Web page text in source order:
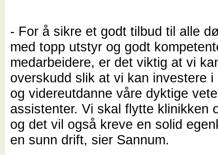
- For å sikre et godt tilbud til alle
med topp utstyr og godt
medarbeidere, er det viktig at vi
overskudd slik at vi kan investere
og videreutdanne våre dyktige
assistenter. Vi skal flytte klinikken
og det vil også kreve en solid
en sunn drift, sier Sannum.